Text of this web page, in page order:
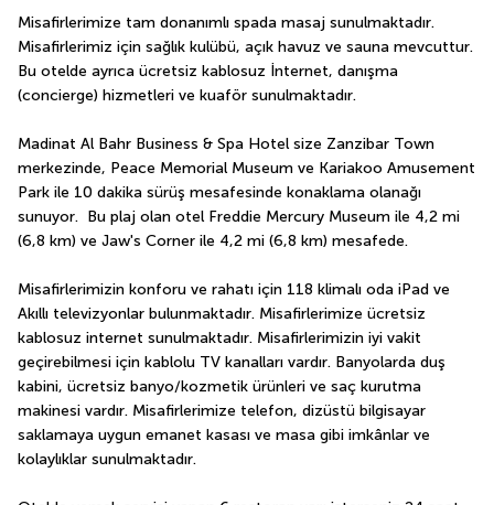
Misafirlerimize tam donanımlı spada masaj sunulmaktadır.
Misafirlerimiz için sağlık kulübü, açık havuz ve sauna mevcuttur.
Bu otelde ayrıca ücretsiz kablosuz İnternet, danışma
(concierge) hizmetleri ve kuaför sunulmaktadır.
Madinat Al Bahr Business & Spa Hotel size Zanzibar Town
merkezinde, Peace Memorial Museum ve Kariakoo Amusement
Park ile 10 dakika sürüş mesafesinde konaklama olanağı
sunuyor.  Bu plaj olan otel Freddie Mercury Museum ile 4,2 mi
(6,8 km) ve Jaw's Corner ile 4,2 mi (6,8 km) mesafede.
Misafirlerimizin konforu ve rahatı için 118 klimalı oda iPad ve
Akıllı televizyonlar bulunmaktadır. Misafirlerimize ücretsiz
kablosuz internet sunulmaktadır. Misafirlerimizin iyi vakit
geçirebilmesi için kablolu TV kanalları vardır. Banyolarda duş
kabini, ücretsiz banyo/kozmetik ürünleri ve saç kurutma
makinesi vardır. Misafirlerimize telefon, dizüstü bilgisayar
saklamaya uygun emanet kasası ve masa gibi imkânlar ve
kolaylıklar sunulmaktadır.